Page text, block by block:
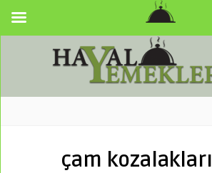
çam kozalakları